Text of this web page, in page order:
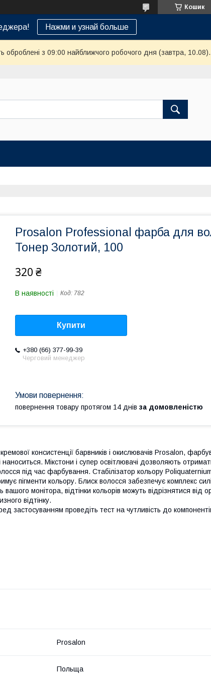
Кошик
Нажми и узнай больше
оброблені з 09:00 найближчого робочого дня (завтра, 10.08).
Prosalon Professional фарба для
Тонер Золотий, 100
320 ₴
В наявності Код: 782
Купити
+380 (66) 377-99-39
Черговий менеджер
повернення товару протягом 14 днів за домовленістю
консистенції барвників і окислювачів Prosalon,
Мікстони і супер освітлювачі дозволяють
під час фарбування. Стабілізатор кольору
пігменти кольору. Блиск волосся забезпечує комплекс
монітора, відтінки кольорів можуть відрізнятися від
відтінку.
застосуванням проведіть тест на чутливість до
Prosalon
Польща